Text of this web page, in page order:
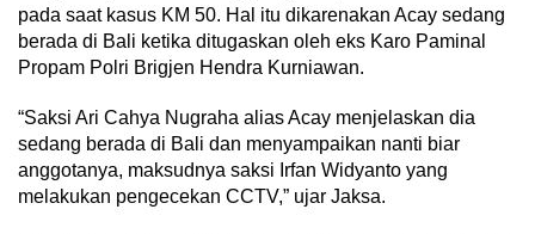
pada saat kasus KM 50. Hal itu dikarenakan Acay sedang
berada di Bali ketika ditugaskan oleh eks Karo Paminal
Propam Polri Brigjen Hendra Kurniawan.
“Saksi Ari Cahya Nugraha alias Acay menjelaskan dia
sedang berada di Bali dan menyampaikan nanti biar
anggotanya, maksudnya saksi Irfan Widyanto yang
melakukan pengecekan CCTV,” ujar Jaksa.